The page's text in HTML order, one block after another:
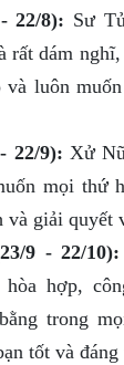
22/8): Sư
rất dám
và luôn
22/9): Xử
mọi thứ
và giải quyết
9 - 22/10):
hòa hợp,
trong
tốt và đáng